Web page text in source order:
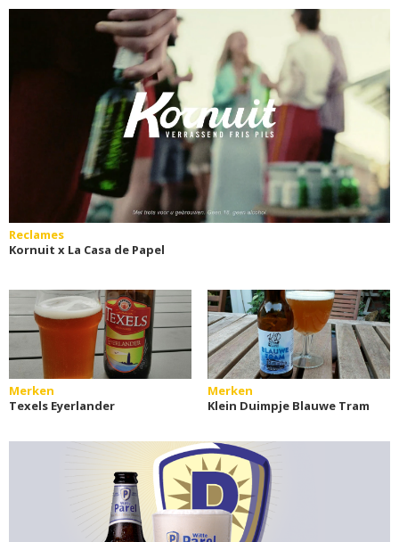
Reclames
Kornuit x La Casa de Papel
Merken
Texels Eyerlander
Merken
Klein Duimpje Blauwe Tram